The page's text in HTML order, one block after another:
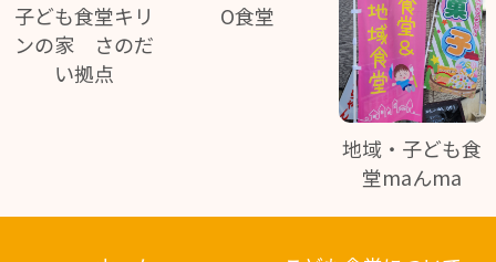
子ども食堂キリ
ンの家 さのだ
い拠点
O食堂
地域・子ども食
堂maんma